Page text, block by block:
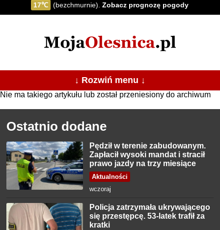
17℃ (bezchmurnie).Zobacz prognozę pogody
↓ Rozwiń menu ↓
Nie ma takiego artykułu lub został przeniesiony do archiwum
Ostatnio dodane
Pędził w terenie zabudowanym.
Zapłacił wysoki mandat i stracił
prawo jazdy na trzy miesiące
Aktualności
wczoraj
Policja zatrzymała ukrywającego
się przestępcę. 53-latek trafił za
kratki